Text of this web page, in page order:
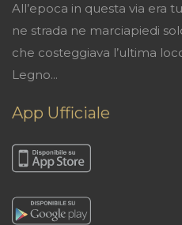
All’epoca in questa via era
ne strada ne marciapiedi
che costeggiava l’ultima
Legno...
App Ufficiale